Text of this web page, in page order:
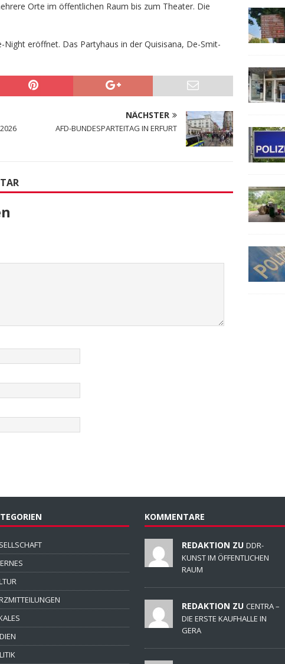
Orte im öffentlichen Raum bis zum Theater. Die
Night eröffnet. Das Partyhaus in der Quisisana, De-Smit-
NÄCHSTER
AFD-BUNDESPARTEITAG IN ERFURT
KOMMENTARE
REDAKTION ZU DDR-
KUNST IM ÖFFENTLICHEN
RAUM
REDAKTION ZU CENTRA –
DIE ERSTE KAUFHALLE IN
GERA